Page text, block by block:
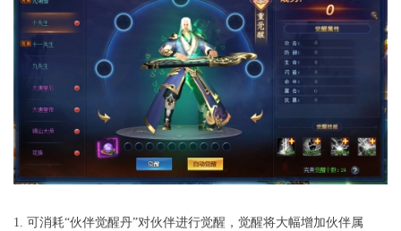
1. 可消耗“伙伴觉醒丹”对伙伴进行觉醒，觉醒将大幅增加伙伴属